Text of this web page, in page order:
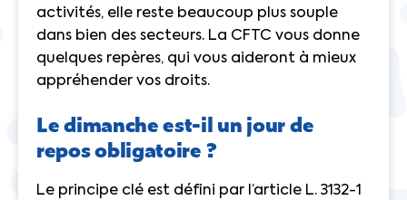
activités, elle reste beaucoup plus souple
dans bien des secteurs. La CFTC vous donne
quelques repères, qui vous aideront à mieux
appréhender vos droits.
Le dimanche est-il un jour de
repos obligatoire ?
Le principe clé est défini par l’article L. 3132-1